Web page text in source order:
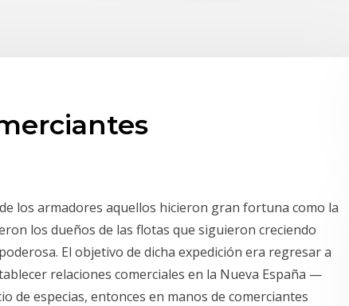
los armadores aquellos hicieron gran fortuna como la
los dueños de las flotas que siguieron creciendo
El objetivo de dicha expedición era regresar a
relaciones comerciales en la Nueva España —
de especias, entonces en manos de comerciantes